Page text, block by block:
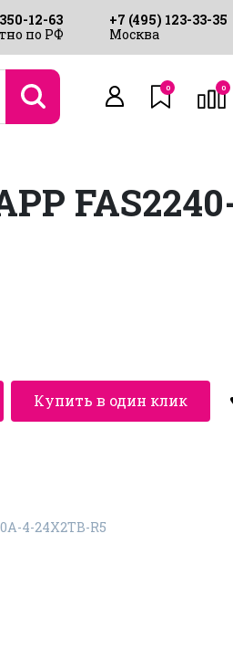
12-63
по РФ
+7 (495) 123-33-35
Москва
0 0
Купить в один клик
4-24X2TB-R5